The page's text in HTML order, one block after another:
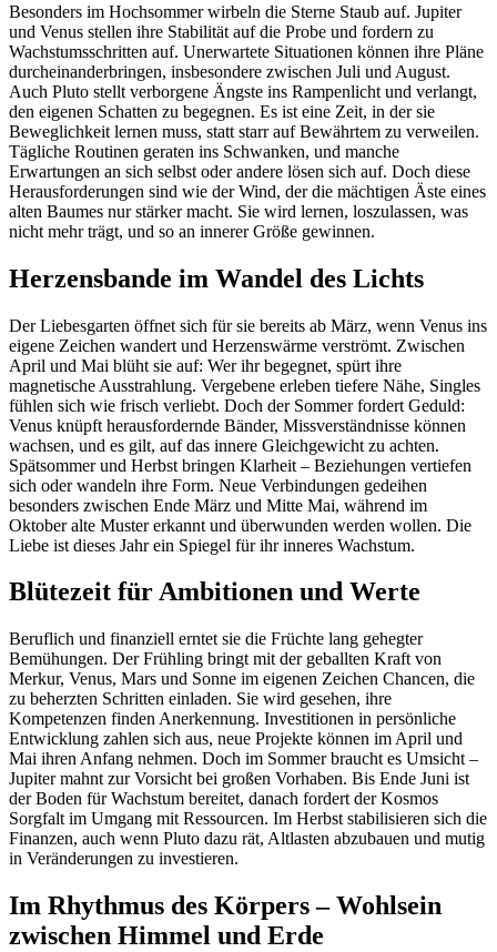
Besonders im Hochsommer wirbeln die Sterne Staub auf. Jupiter
und Venus stellen ihre Stabilität auf die Probe und fordern zu
Wachstumsschritten auf. Unerwartete Situationen können ihre Pläne
durcheinanderbringen, insbesondere zwischen Juli und August.
Auch Pluto stellt verborgene Ängste ins Rampenlicht und verlangt,
den eigenen Schatten zu begegnen. Es ist eine Zeit, in der sie
Beweglichkeit lernen muss, statt starr auf Bewährtem zu verweilen.
Tägliche Routinen geraten ins Schwanken, und manche
Erwartungen an sich selbst oder andere lösen sich auf. Doch diese
Herausforderungen sind wie der Wind, der die mächtigen Äste eines
alten Baumes nur stärker macht. Sie wird lernen, loszulassen, was
nicht mehr trägt, und so an innerer Größe gewinnen.
Herzensbande im Wandel des Lichts
Der Liebesgarten öffnet sich für sie bereits ab März, wenn Venus ins
eigene Zeichen wandert und Herzenswärme verströmt. Zwischen
April und Mai blüht sie auf: Wer ihr begegnet, spürt ihre
magnetische Ausstrahlung. Vergebene erleben tiefere Nähe, Singles
fühlen sich wie frisch verliebt. Doch der Sommer fordert Geduld:
Venus knüpft herausfordernde Bänder, Missverständnisse können
wachsen, und es gilt, auf das innere Gleichgewicht zu achten.
Spätsommer und Herbst bringen Klarheit – Beziehungen vertiefen
sich oder wandeln ihre Form. Neue Verbindungen gedeihen
besonders zwischen Ende März und Mitte Mai, während im
Oktober alte Muster erkannt und überwunden werden wollen. Die
Liebe ist dieses Jahr ein Spiegel für ihr inneres Wachstum.
Blütezeit für Ambitionen und Werte
Beruflich und finanziell erntet sie die Früchte lang gehegter
Bemühungen. Der Frühling bringt mit der geballten Kraft von
Merkur, Venus, Mars und Sonne im eigenen Zeichen Chancen, die
zu beherzten Schritten einladen. Sie wird gesehen, ihre
Kompetenzen finden Anerkennung. Investitionen in persönliche
Entwicklung zahlen sich aus, neue Projekte können im April und
Mai ihren Anfang nehmen. Doch im Sommer braucht es Umsicht –
Jupiter mahnt zur Vorsicht bei großen Vorhaben. Bis Ende Juni ist
der Boden für Wachstum bereitet, danach fordert der Kosmos
Sorgfalt im Umgang mit Ressourcen. Im Herbst stabilisieren sich die
Finanzen, auch wenn Pluto dazu rät, Altlasten abzubauen und mutig
in Veränderungen zu investieren.
Im Rhythmus des Körpers – Wohlsein
zwischen Himmel und Erde